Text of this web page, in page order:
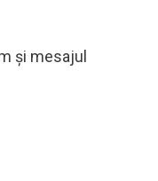
și mesajul